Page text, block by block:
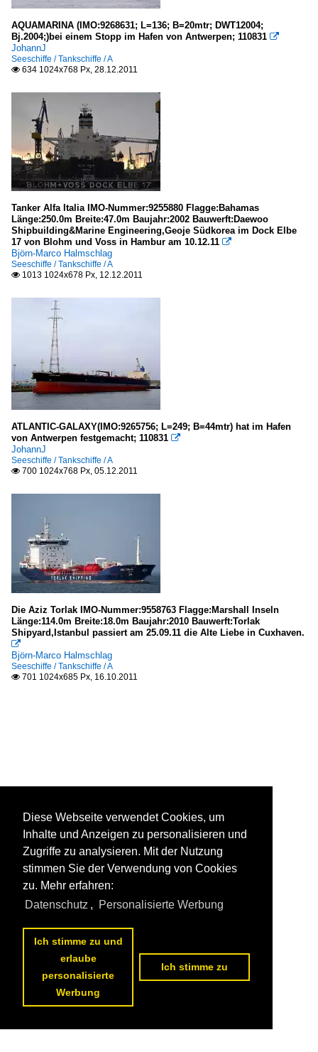
AQUAMARINA (IMO:9268631; L=136; B=20mtr; DWT12004;
Bj.2004;)bei einem Stopp im Hafen von Antwerpen; 110831 
JohannJ
Seeschiffe / Tankschiffe / A
 634 1024x768 Px, 28.12.2011
Tanker Alfa Italia IMO-Nummer:9255880 Flagge:Bahamas
Länge:250.0m Breite:47.0m Baujahr:2002 Bauwerft:Daewoo
Shipbuilding&Marine Engineering,Geoje Südkorea im Dock Elbe
17 von Blohm und Voss in Hambur am 10.12.11 
Björn-Marco Halmschlag
Seeschiffe / Tankschiffe / A
 1013 1024x678 Px, 12.12.2011
ATLANTIC-GALAXY(IMO:9265756; L=249; B=44mtr) hat im Hafen
von Antwerpen festgemacht; 110831 
JohannJ
Seeschiffe / Tankschiffe / A
 700 1024x768 Px, 05.12.2011
Die Aziz Torlak IMO-Nummer:9558763 Flagge:Marshall Inseln
Länge:114.0m Breite:18.0m Baujahr:2010 Bauwerft:Torlak
Shipyard,Istanbul passiert am 25.09.11 die Alte Liebe in Cuxhaven.

Björn-Marco Halmschlag
Seeschiffe / Tankschiffe / A
 701 1024x685 Px, 16.10.2011
Diese Webseite verwendet Cookies, um
Inhalte und Anzeigen zu personalisieren und
Zugriffe zu analysieren. Mit der Nutzung
stimmen Sie der Verwendung von Cookies
zu. Mehr erfahren:
Datenschutz , Personalisierte Werbung
Ich stimme zu und
erlaube
personalisierte
Werbung
Ich stimme zu